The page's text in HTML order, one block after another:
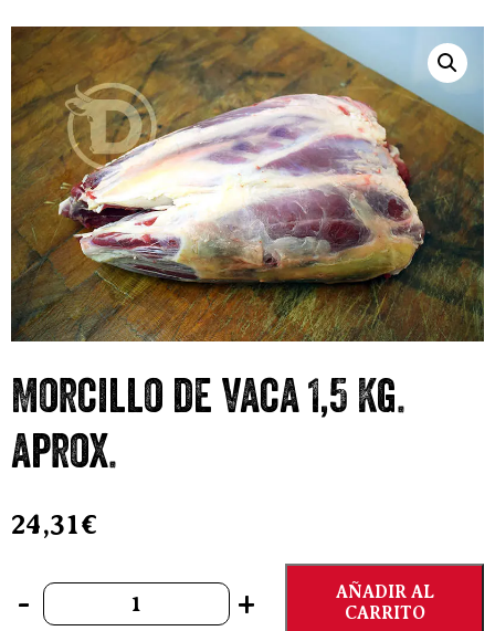
Morcillo de vaca 1,5 Kg.
aprox.
24,31€
- Morcillo de vaca 1,5 Kg. aprox. cantidad
+
AÑADIR AL
CARRITO